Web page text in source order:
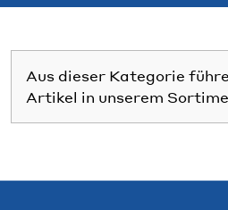
Aus dieser Kategorie
Artikel in unserem